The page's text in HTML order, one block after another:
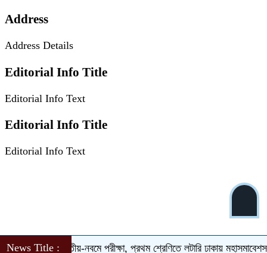
News Title :
ভর্তিতে দ্বিতীয়-নবমে পরীক্ষা, প্রথম শ্রেণিতে লটারিঢাকায় মহাসমাবেশসহ
Address
Address Details
Editorial Info Title
Editorial Info Text
Editorial Info Title
Editorial Info Text